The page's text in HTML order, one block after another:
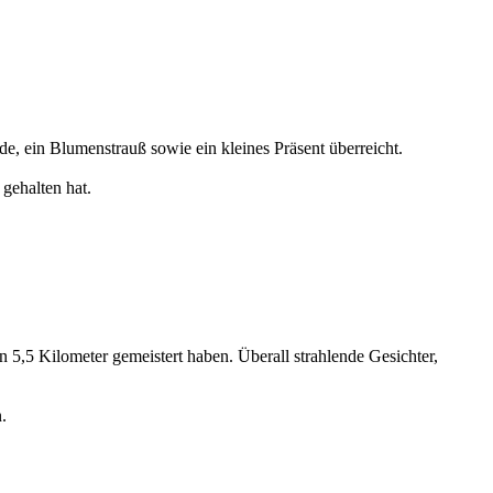
ein Blumenstrauß sowie ein kleines Präsent überreicht.
hat.
Kilometer gemeistert haben. Überall strahlende Gesichter,